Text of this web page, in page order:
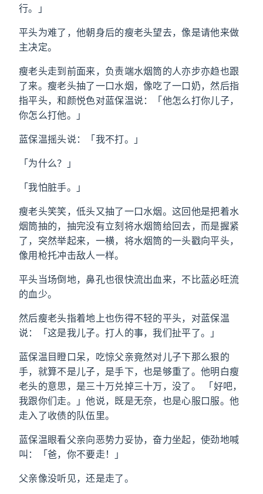
行。」
平头为难了，他朝身后的瘦老头望去，像是请他来做
主决定。
瘦老头走到前面来，负责端水烟筒的人亦步亦趋也跟
了来。瘦老头抽了一口水烟，像吃了一口奶，然后指
指平头，和颜悦色对蓝保温说：「他怎么打你儿子，
你怎么打他。」
蓝保温摇头说：「我不打。」
「为什么？」
「我怕脏手。」
瘦老头笑笑，低头又抽了一口水烟。这回他是把着水
烟筒抽的，抽完没有立刻将水烟筒给回去，而是握紧
了，突然举起来，一横，将水烟筒的一头戳向平头，
像用枪托冲击敌人一样。
平头当场倒地，鼻孔也很快流出血来，不比蓝必旺流
的血少。
然后瘦老头指着地上也伤得不轻的平头，对蓝保温
说：「这是我儿子。打人的事，我们扯平了。」
蓝保温目瞪口呆，吃惊父亲竟然对儿子下那么狠的
手，就算不是儿子，是手下，也是够重了。他明白瘦
老头的意思，是三十万兑掉三十万，没了。 「好吧，
我跟你们走。」他说，既是无奈，也是心服口服。他
走入了收债的队伍里。
蓝保温眼看父亲向恶势力妥协，奋力坐起，使劲地喊
叫：「爸，你不要走！」
父亲像没听见，还是走了。